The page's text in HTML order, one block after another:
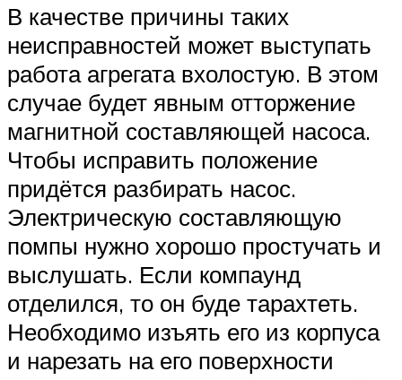
В качестве причины таких
неисправностей может выступать
работа агрегата вхолостую. В этом
случае будет явным отторжение
магнитной составляющей насоса.
Чтобы исправить положение
придётся разбирать насос.
Электрическую составляющую
помпы нужно хорошо простучать и
выслушать. Если компаунд
отделился, то он буде тарахтеть.
Необходимо изъять его из корпуса
и нарезать на его поверхности